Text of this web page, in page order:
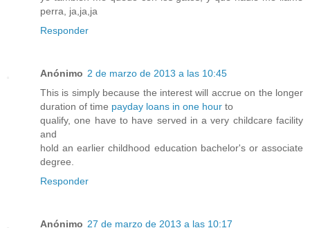
perra, ja,ja,ja
Responder
Anónimo 2 de marzo de 2013 a las 10:45
This is simply because the interest will accrue on the longer
duration of time payday loans in one hour to
qualify, one have to have served in a very childcare facility
and
hold an earlier childhood education bachelor's or associate
degree.
Responder
Anónimo 27 de marzo de 2013 a las 10:17